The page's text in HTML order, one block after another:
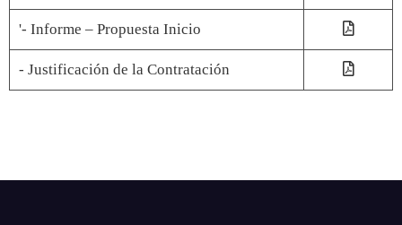
'- Informe – Propuesta Inicio
- Justificación de la Contratación